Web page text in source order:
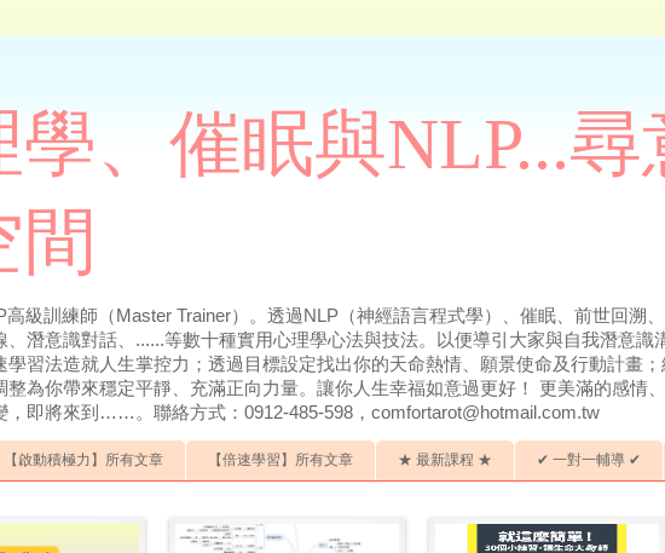
學、催眠與NLP...
間
高級訓練師（Master Trainer）。透過NLP（神經語言程式學）、催眠、前世回溯
、潛意識對話、......等數十種實用心理學心法與技法。以便導引大家與自我潛意識
學習法造就人生掌控力；透過目標設定找出你的天命熱情、願景使命及行動計畫
整為你帶來穩定平靜、充滿正向力量。讓你人生幸福如意過更好！ 更美滿的感情
，即將來到……。聯絡方式：0912-485-598，comfortarot@hotmail.com.tw
【啟動積極力】所有文章 【倍速學習】所有文章 ★ 最新課程 ★ ✔ 一對一輔導 ✔